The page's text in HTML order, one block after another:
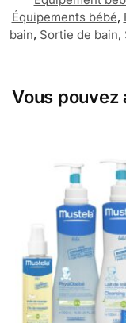
Équipements bébé,
bain, Sortie de bain,
Vous pouvez